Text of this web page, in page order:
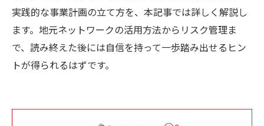
実践的な事業計画の立て方を、本記事では詳しく解説し
ます。地元ネットワークの活用方法からリスク管理ま
で、読み終えた後には自信を持って一歩踏み出せるヒン
トが得られるはずです。